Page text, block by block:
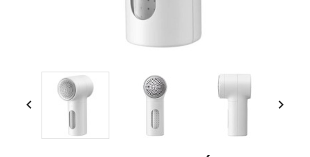
 